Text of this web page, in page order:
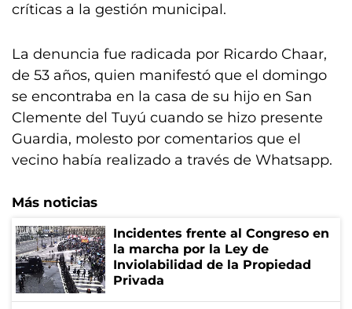
críticas a la gestión municipal.
La denuncia fue radicada por Ricardo Chaar,
de 53 años, quien manifestó que el domingo
se encontraba en la casa de su hijo en San
Clemente del Tuyú cuando se hizo presente
Guardia, molesto por comentarios que el
vecino había realizado a través de Whatsapp.
Más noticias
Incidentes frente al Congreso en
la marcha por la Ley de
Inviolabilidad de la Propiedad
Privada